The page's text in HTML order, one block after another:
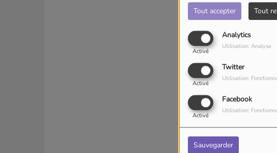
Tout accepter Tout
Analytics
Activé
Utilisation: Analyse
Twitter
Activé
Utilisation:
Facebook
Activé
Utilisation:
Sauvegarder